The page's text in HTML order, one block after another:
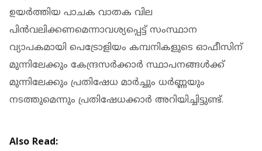
ഉയർത്തിയ പാചക വാതക വില
പിൻവലിക്കണമെന്നാവശ്യപ്പെട്ട് സംസ്ഥാന
വ്യാപകമായി പെട്രോളിയം കമ്പനികളുടെ ഓഫീസിന്
മുന്നിലേക്കും കേന്ദ്രസർക്കാർ സ്ഥാപനങ്ങൾക്ക്
മുന്നിലേക്കും പ്രതിഷേധ മാർച്ചും ധർണ്ണയും
നടത്തുമെന്നും പ്രതിഷേധക്കാർ അറിയിച്ചിട്ടുണ്ട്.
Also Read: